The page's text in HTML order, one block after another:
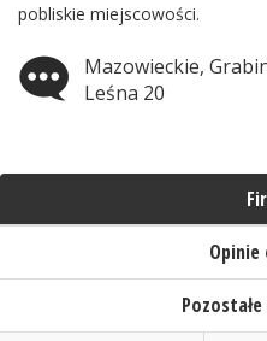
pobliskie miejscowości.
Mazowieckie,
Leśna 20